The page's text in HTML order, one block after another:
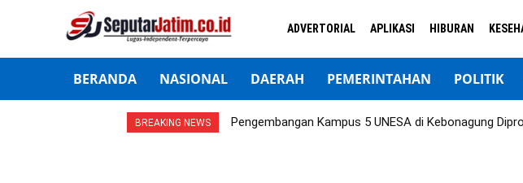
ADVERTORIAL APLIKASI HIBURAN
BERANDA NASIONAL DAERAH PEMERINTAHAN POLITIK
BREAKING NEWS Pengembangan Kampus 5 UNESA di Kebonagung